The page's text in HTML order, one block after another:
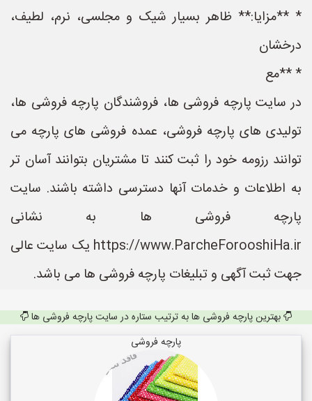
* **مزایا:** ظاهر بسیار شیک و مجلسی، نرم، لطیف،
درخشان
* **مع
در سایت پارچه فروشی ها، فروشندگان پارچه فروشی ها،
تولیدی های پارچه فروشی، عمده فروشی های پارچه می
توانند رزومه خود را ثبت کنند تا مشتریان بتوانند آسان تر
به اطلاعات و خدمات آنها دسترسی داشته باشند. سایت
پارچه فروشی ها به نشانی
https://www.ParcheForooshiHa.ir یک سایت عالی
جهت ثبت آگهی و تبلیغات پارچه فروشی ها می باشد.
بهترین پارچه فروشی ها به ترتیب ستاره در سایت پارچه فروشی ها
پارچه فروشی